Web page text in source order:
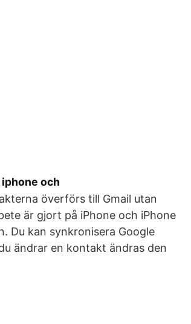
och
överförs till Gmail utan
är gjort på iPhone och iPhone
Du kan synkronisera Google
ändrar en kontakt ändras den